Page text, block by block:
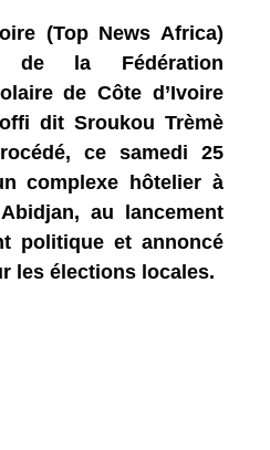
(Top News Africa)
de la Fédération
de Côte d’Ivoire
dit Sroukou Trèmè
ce samedi 25
complexe hôtelier à
au lancement
politique et annoncé
les élections locales.